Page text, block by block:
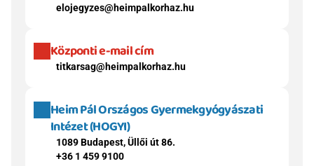
elojegyzes@heimpalkorhaz.hu
Központi e-mail cím
titkarsag@heimpalkorhaz.hu
Heim Pál Országos Gyermekgyógyászati
Intézet (HOGYI)
1089 Budapest, Üllői út 86.
+36 1 459 9100